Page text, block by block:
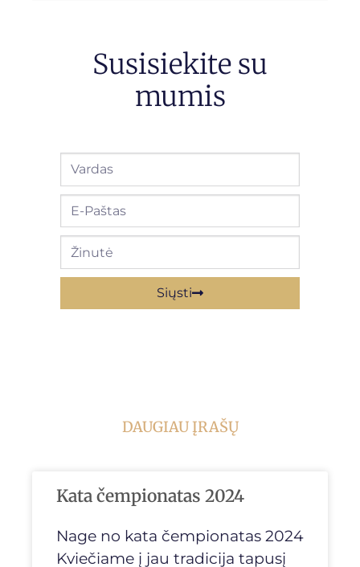
Susisiekite su
mumis
Siųsti
DAUGIAU ĮRAŠŲ
Kata čempionatas 2024
Nage no kata čempionatas 2024
Kviečiame į jau tradicija tapusį